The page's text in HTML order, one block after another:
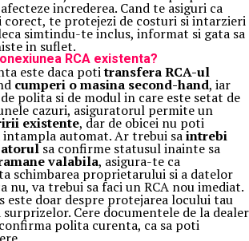
increderea. Cand te asiguri ca
corect, te protejezi de costuri si intarzieri
simtindu-te inclus, informat si gata sa
in suflet.
RCA existenta?
este daca potitransfera RCA-ul
cumperi o masina second-hand, iar
polita si de modul in care este setat de
cazuri, asiguratorul permite un
existente, dar de obicei nu poti
intampla automat. Ar trebui saintrebi
sa confirme statusul inainte sa
valabila, asigura-te ca
schimbarea proprietarului si a datelor
nu, va trebui sa faci un RCA nou imediat.
este doar despre protejarea locului tau
surprizelor. Cere documentele de la dealer
polita curenta, ca sa poti